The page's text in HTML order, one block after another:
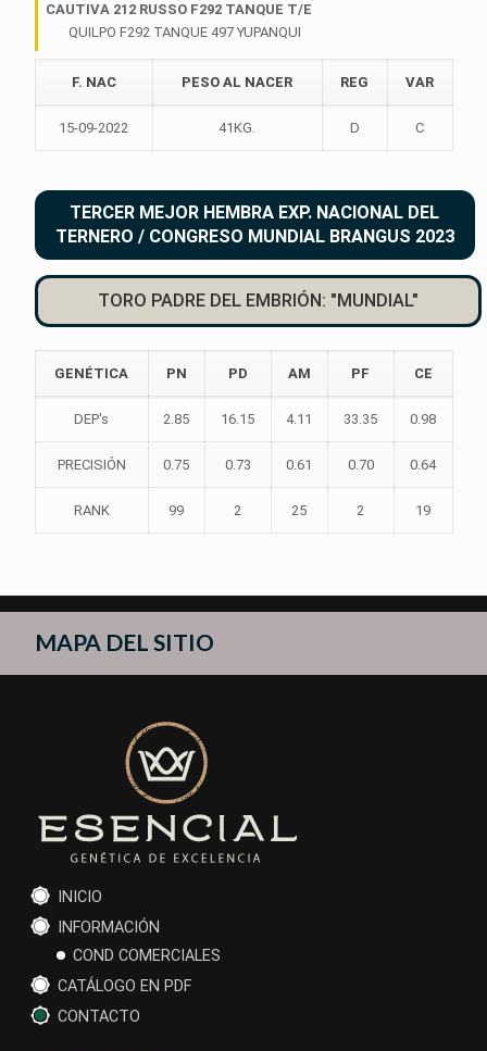
CAUTIVA 212 RUSSO F292 TANQUE T/E
QUILPO F292 TANQUE 497 YUPANQUI
F. NAC PESO AL NACER REG VAR
15-09-2022 41KG. D C
TERCER MEJOR HEMBRA EXP. NACIONAL DEL
TERNERO / CONGRESO MUNDIAL BRANGUS 2023
TORO PADRE DEL EMBRIÓN: "MUNDIAL"
GENÉTICA PN PD AM PF CE
DEP's 2.85 16.15 4.11 33.35 0.98
PRECISIÓN 0.75 0.73 0.61 0.70 0.64
RANK 99 2 25 2 19
MAPA DEL SITIO
INICIO
INFORMACIÓN
COND COMERCIALES
CATÁLOGO EN PDF
CONTACTO